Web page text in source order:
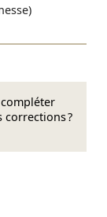
?
Bluesky
sur Facebook